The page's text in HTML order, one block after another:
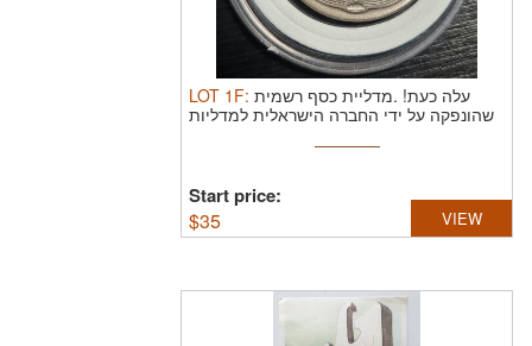
LOT 1F: עלה כעת! .מדליית כסף רשמית
שהונפקה על ידי החברה הישראלית למדליות
Start price:
$35 VIEW